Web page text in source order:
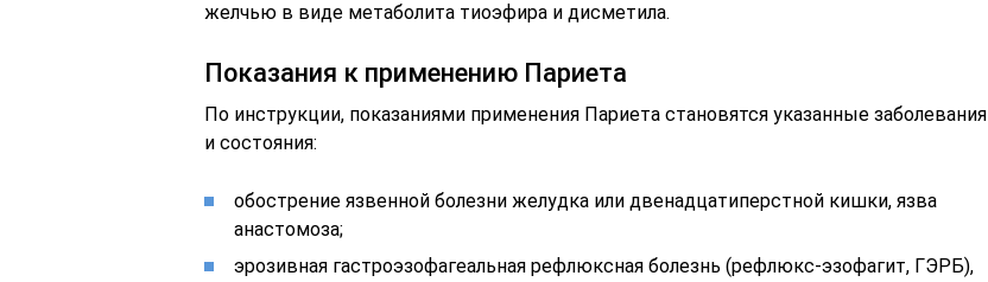
желчью в виде метаболита тиоэфира и дисметила.
Показания к применению Париета
По инструкции, показаниями применения Париета становятся указанные заболевания
и состояния:
обострение язвенной болезни желудка или двенадцатиперстной кишки, язва
анастомоза;
эрозивная гастроэзофагеальная рефлюксная болезнь (рефлюкс-эзофагит, ГЭРБ),